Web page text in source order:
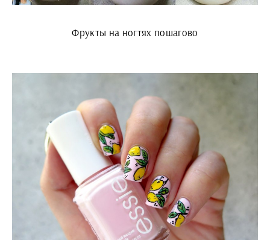
Фрукты на ногтях пошагово